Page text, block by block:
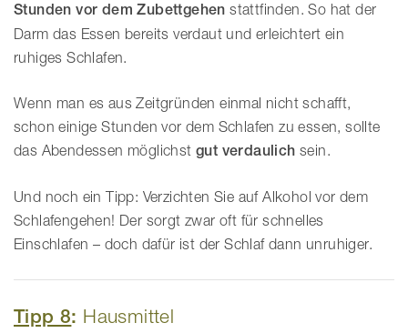
Stunden vor dem Zubettgehen stattfinden. So hat der
Darm das Essen bereits verdaut und erleichtert ein
ruhiges Schlafen.
Wenn man es aus Zeitgründen einmal nicht schafft,
schon einige Stunden vor dem Schlafen zu essen, sollte
das Abendessen möglichst gut verdaulich sein.
Und noch ein Tipp: Verzichten Sie auf Alkohol vor dem
Schlafengehen! Der sorgt zwar oft für schnelles
Einschlafen – doch dafür ist der Schlaf dann unruhiger.
Tipp 8: Hausmittel